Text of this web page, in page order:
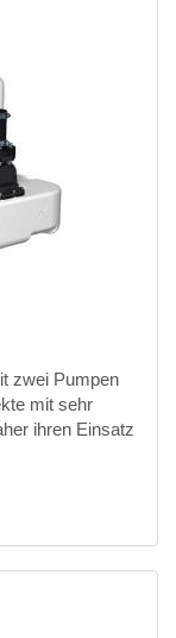
zwei Pumpen
mit sehr
ihren Einsatz